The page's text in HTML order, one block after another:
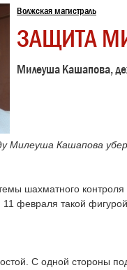
Волжская магистраль
ЗАЩИТА
Милеуша Кашапова,
Милеуша Кашапова
шахматного
февраля такой
С одной стороны